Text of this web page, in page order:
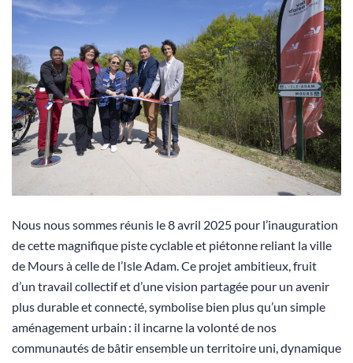
Nous nous sommes réunis le 8 avril 2025 pour l’inauguration
de cette magnifique piste cyclable et piétonne reliant la ville
de Mours à celle de l’Isle Adam. Ce projet ambitieux, fruit
d’un travail collectif et d’une vision partagée pour un avenir
plus durable et connecté, symbolise bien plus qu’un simple
aménagement urbain : il incarne la volonté de nos
communautés de bâtir ensemble un territoire uni, dynamique